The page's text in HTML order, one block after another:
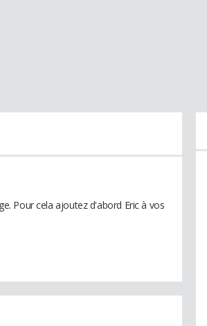
Pour cela ajoutez d'abord Eric à vos